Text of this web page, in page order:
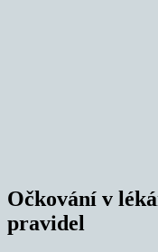
Očkování v
pravidel